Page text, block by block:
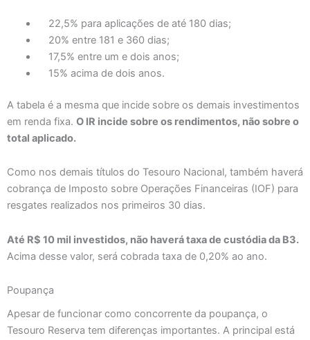
22,5% para aplicações de até 180 dias;
20% entre 181 e 360 dias;
17,5% entre um e dois anos;
15% acima de dois anos.
A tabela é a mesma que incide sobre os demais investimentos
em renda fixa. O IR incide sobre os rendimentos, não sobre o
total aplicado.
Como nos demais títulos do Tesouro Nacional, também haverá
cobrança de Imposto sobre Operações Financeiras (IOF) para
resgates realizados nos primeiros 30 dias.
Até R$ 10 mil investidos, não haverá taxa de custódia da B3.
Acima desse valor, será cobrada taxa de 0,20% ao ano.
Poupança
Apesar de funcionar como concorrente da poupança, o
Tesouro Reserva tem diferenças importantes. A principal está